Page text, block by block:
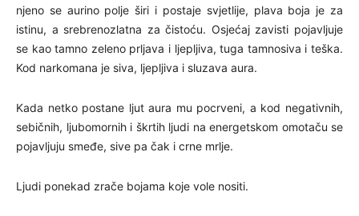
njeno se aurino polje širi i postaje svjetlije, plava boja je za
istinu, a srebrenozlatna za čistoću. Osjećaj zavisti pojavljuje
se kao tamno zeleno prljava i ljepljiva, tuga tamnosiva i teška.
Kod narkomana je siva, ljepljiva i sluzava aura.
Kada netko postane ljut aura mu pocrveni, a kod negativnih,
sebičnih, ljubomornih i škrtih ljudi na energetskom omotaču se
pojavljuju smeđe, sive pa čak i crne mrlje.
Ljudi ponekad zrače bojama koje vole nositi.